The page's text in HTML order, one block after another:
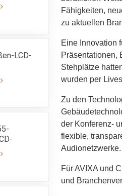
–
LCD-
Totem,
Nits,
den
mit
Fähigkeiten,
zu aktuellen
Eine Innovation
Präsentationen,
Stehplätze
wurden per
Zu den
der Konferenz-
flexible,
Audionetzwerke.
Für AVIXA und
und